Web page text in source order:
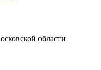
области